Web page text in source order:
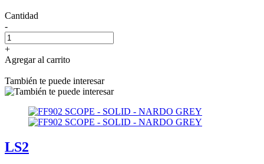
Cantidad
-
+
Agregar al carrito
También te puede interesar
LS2